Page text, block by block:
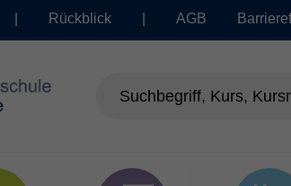
Rückblick AGB